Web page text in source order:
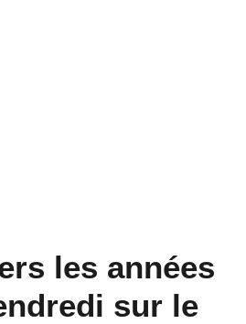
les années
sur le